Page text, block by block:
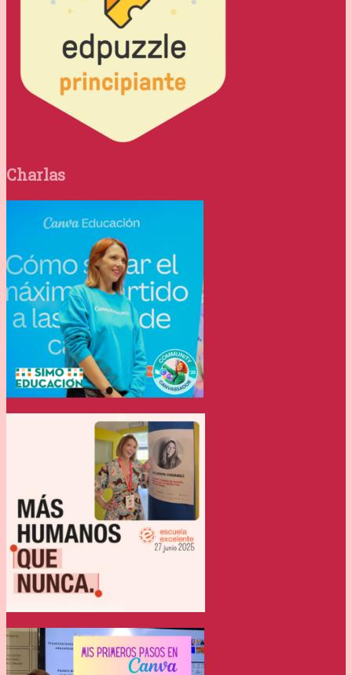
Charlas